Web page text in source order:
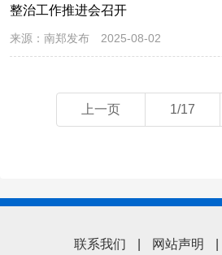
整治工作推进会召开
来源： 南郑发布 2025-08-02
上一页 1/17
联系我们 网站声明